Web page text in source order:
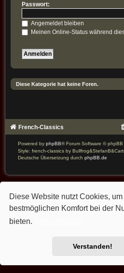
Diese Website nutzt Cookies,
bestmöglichen Komfort bei der
bieten.
Verstanden!
Passwort:
Angemeldet bleiben
Meinen Online-Status während
Diese Kategorie hat keine Foren.
French-Classics
Powered by phpBB® Forum Software © phpBB
Style: french-classics by
Deutsche Übersetzung durch phpBB.de